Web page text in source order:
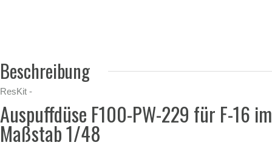
Beschreibung
ResKit -
Auspuffdüse F100-PW-229 für F-16 im
Maßstab 1/48